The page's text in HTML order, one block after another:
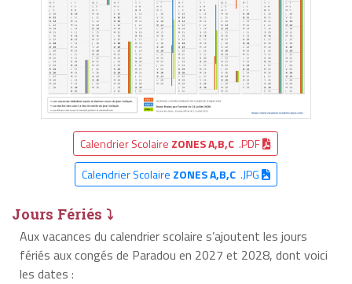
Calendrier Scolaire ZONES A,B,C .PDF
Calendrier Scolaire ZONES A,B,C.JPG
Jours Fériés ⤵
Aux vacances du calendrier scolaire s’ajoutent les jours
fériés aux congés de Paradou en 2027 et 2028, dont voici
les dates :